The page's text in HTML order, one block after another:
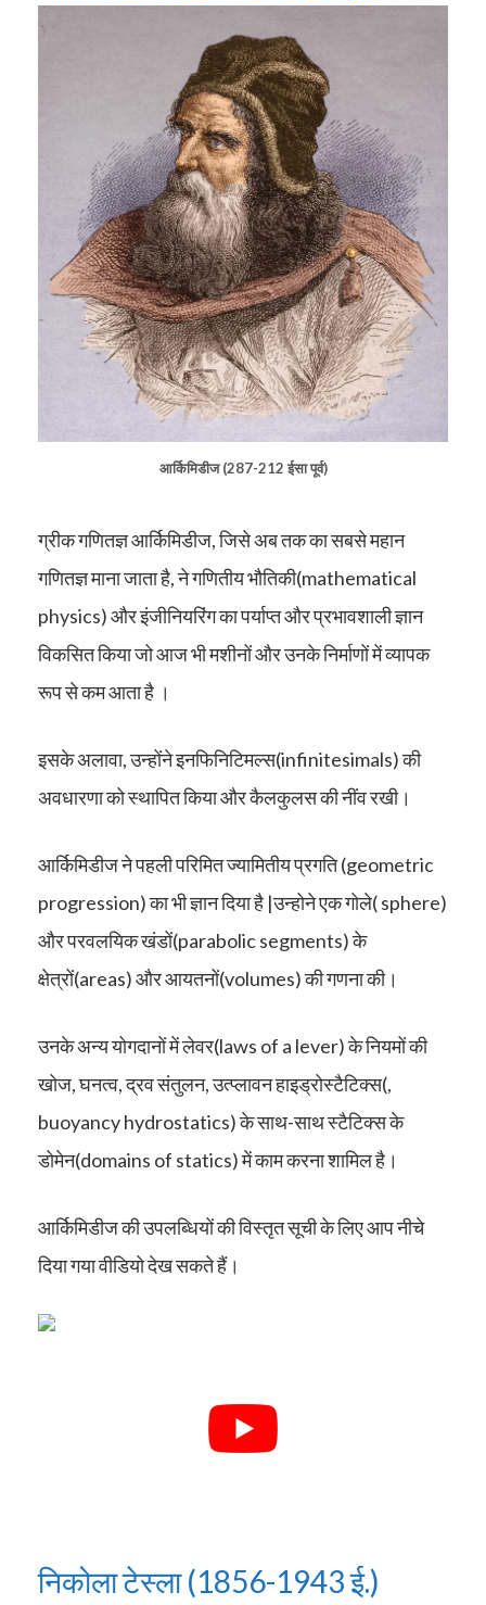
आर्किमिडीज (287-212 ईसा पूर्व)
ग्रीक गणितज्ञ आर्किमिडीज, जिसे अब तक का सबसे महान
गणितज्ञ माना जाता है, ने गणितीय भौतिकी(mathematical
physics) और इंजीनियरिंग का पर्याप्त और प्रभावशाली ज्ञान
विकसित किया जो आज भी मशीनों और उनके निर्माणों में व्यापक
रूप से कम आता है ।
इसके अलावा, उन्होंने इनफिनिटिमल्स(infinitesimals) की
अवधारणा को स्थापित किया और कैलकुलस की नींव रखी।
आर्किमिडीज ने पहली परिमित ज्यामितीय प्रगति (geometric
progression) का भी ज्ञान दिया है |उन्होने एक गोले( sphere)
और परवलयिक खंडों(parabolic segments) के
क्षेत्रों(areas) और आयतनों(volumes) की गणना की।
उनके अन्य योगदानों में लेवर(laws of a lever) के नियमों की
खोज, घनत्व, द्रव संतुलन, उत्प्लावन हाइड्रोस्टैटिक्स(,
buoyancy hydrostatics) के साथ-साथ स्टैटिक्स के
डोमेन(domains of statics) में काम करना शामिल है।
आर्किमिडीज की उपलब्धियों की विस्तृत सूची के लिए आप नीचे
दिया गया वीडियो देख सकते हैं।
निकोला टेस्ला (1856-1943 ई.)